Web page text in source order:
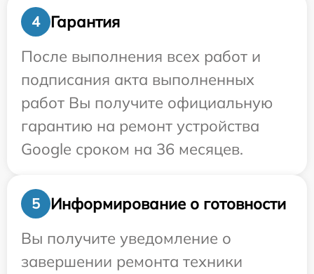
4
Гарантия
После выполнения всех работ и
подписания акта выполненных
работ Вы получите официальную
гарантию на ремонт устройства
Google сроком на 36 месяцев.
5
Информирование о готовности
Вы получите уведомление о
завершении ремонта техники